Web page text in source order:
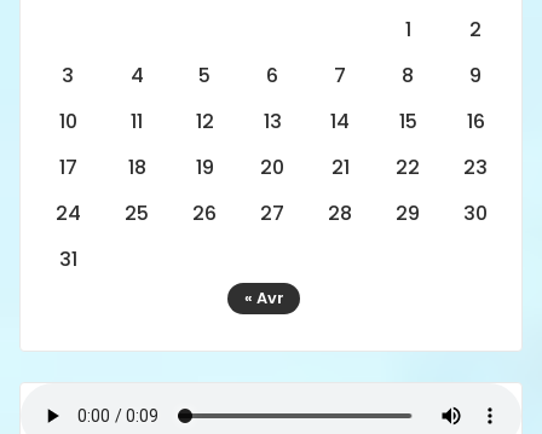
1
2
3
4 5 6 7 8
9
10
11 12 13 14 15
16
17
18 19 20 21 22
23
24
25 26 27 28 29
30
31
« Avr